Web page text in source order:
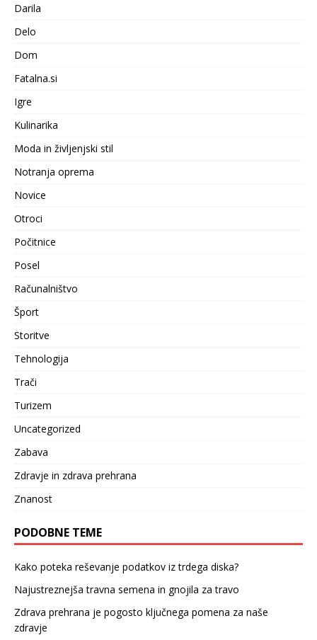
Darila
Delo
Dom
Fatalna.si
Igre
Kulinarika
Moda in življenjski stil
Notranja oprema
Novice
Otroci
Počitnice
Posel
Računalništvo
Šport
Storitve
Tehnologija
Trači
Turizem
Uncategorized
Zabava
Zdravje in zdrava prehrana
Znanost
PODOBNE TEME
Kako poteka reševanje podatkov iz trdega diska?
Najustreznejša travna semena in gnojila za travo
Zdrava prehrana je pogosto ključnega pomena za naše
zdravje